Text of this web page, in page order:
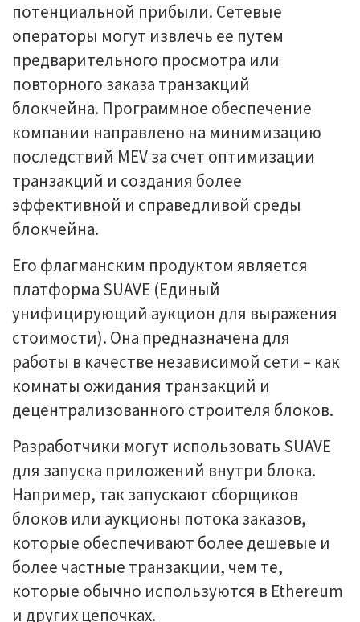
потенциальной прибыли. Сетевые
операторы могут извлечь ее путем
предварительного просмотра или
повторного заказа транзакций
блокчейна. Программное обеспечение
компании направлено на минимизацию
последствий MEV за счет оптимизации
транзакций и создания более
эффективной и справедливой среды
блокчейна.
Его флагманским продуктом является
платформа SUAVE (Единый
унифицирующий аукцион для выражения
стоимости). Она предназначена для
работы в качестве независимой сети – как
комнаты ожидания транзакций и
децентрализованного строителя блоков.
Разработчики могут использовать SUAVE
для запуска приложений внутри блока.
Например, так запускают сборщиков
блоков или аукционы потока заказов,
которые обеспечивают более дешевые и
более частные транзакции, чем те,
которые обычно используются в Ethereum
и других цепочках.